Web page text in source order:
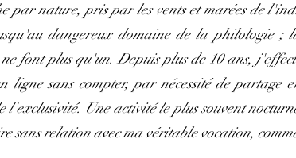
par nature, pris par les vents et marées de
dangereux domaine de la philologie ;
font plus qu'un. Depuis plus de 10 ans,
ligne sans compter, par nécessité de partage
l'exclusivité. Une activité le plus souvent
sans relation avec ma véritable vocation,